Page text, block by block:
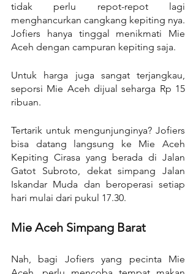
tidak perlu repot-repot lagi
menghancurkan cangkang kepiting nya.
Jofiers hanya tinggal menikmati Mie
Aceh dengan campuran kepiting saja.
Untuk harga juga sangat terjangkau,
seporsi Mie Aceh dijual seharga Rp 15
ribuan.
Tertarik untuk mengunjunginya? Jofiers
bisa datang langsung ke Mie Aceh
Kepiting Cirasa yang berada di Jalan
Gatot Subroto, dekat simpang Jalan
Iskandar Muda dan beroperasi setiap
hari mulai dari pukul 17.30.
Mie Aceh Simpang Barat
Nah, bagi Jofiers yang pecinta Mie